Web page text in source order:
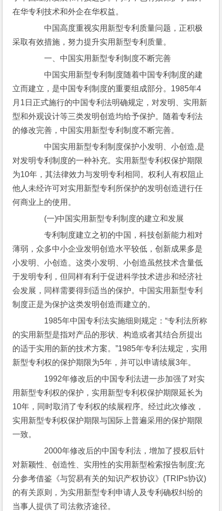
在华专利技术和外企在华权益。
中国高度重视实用新型专利质量问题，正积极
采取有效措施，努力提升实用新型专利质量。
一、中国实用新型专利制度不断完善
中国实用新型专利制度随着中国专利制度的建
立而建立，是中国专利制度的重要组成部分。1985年4
月1日正式施行的中国专利法明确规定，对发明、实用新
型和外观设计等三类发明创造均给予保护。随着专利法
的修改完善，中国实用新型专利制度不断完善。
中国实用新型专利制度保护小发明、小创造,是
对发明专利制度的一种补充。实用新型专利权保护期限
为10年，其法律效力与发明专利相同。权利人有权阻止
他人未经许可对实用新型专利所保护的发明创造进行任
何商业上的使用。
(一)中国实用新型专利制度的建立和发展
专利制度建立之初的中国，科技创新能力相对
薄弱，众多中小企业发明创造水平较低，创新成果多是
小发明、小创造。这类小发明、小创造虽然技术含量低
于发明专利，但同样有利于促进科学技术进步和经济社
会发展，同样需要得到适当的保护。中国实用新型专利
制度正是为保护这类发明创造而建立的。
1985年中国专利法实施细则规定：“专利法所称
的实用新型是指对产品的形状、构造或者其结合所提出
的适于实用的新的技术方案。”1985年专利法规定，实用
新型专利权的保护期限为5年，并可以申请续展3年。
1992年修改后的中国专利法进一步加强了对实
用新型专利权的保护，实用新型专利权保护期限延长为
10年，同时取消了专利权的续展程序。经过此次修改，
实用新型专利权保护期限与国际上普遍采用的保护期限
一致。
2000年修改后的中国专利法，增加了授权后针
对新颖性、创造性、实用性的实用新型检索报告制度;充
分参考借鉴《与贸易有关的知识产权协议》(TRIPs协议)
的有关原则，为实用新型专利申请人及专利确权纠纷的
当事人提供了司法救济途径。